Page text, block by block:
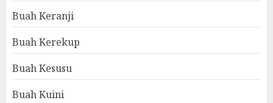
Buah Keranji
Buah Kerekup
Buah Kesusu
Buah Kuini